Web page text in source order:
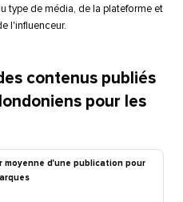
type de média, de la plateforme et
l'influenceur.​​
contenus publiés
pour les
moyenne d'une publication pour